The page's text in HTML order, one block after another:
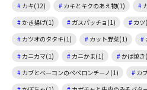
カキ(12)
カキとキクのあえ物(1)
かき揚げ(1)
ガスパッチョ(1) カ
カツオのタタキ(1)
カット野菜(1)
カニカマ(1)
カニかま(1) かば焼き
カブとベーコンのペペロンチーノ(1)
カ